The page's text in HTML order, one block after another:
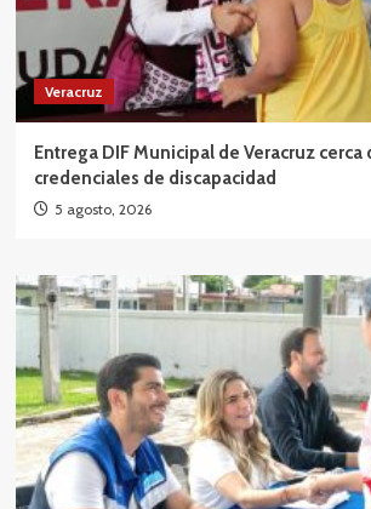
Veracruz
Entrega DIF Municipal de Veracruz cerca
credenciales de discapacidad
5 agosto, 2026